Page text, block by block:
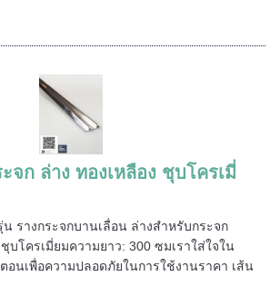
จก ล่าง ทองเหลือง ชุบโครเมี่
น รางกระจกบานเลื่อน ล่างสำหรับกระจก
บโครเมี่ยมความยาว: 300 ซมเราใส่ใจใน
นเพื่อความปลอดภัยในการใช้งานราคา เส้น